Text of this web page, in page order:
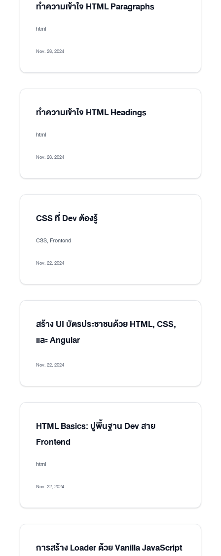
ทำความเข้าใจ HTML Paragraphs
html
Nov. 23, 2024
ทำความเข้าใจ HTML Headings
html
Nov. 23, 2024
CSS ที่ Dev ต้องรู้
CSS, Frontend
Nov. 22, 2024
สร้าง UI บัตรประชาชนด้วย HTML, CSS,
และ Angular
Nov. 22, 2024
HTML Basics: ปูพื้นฐาน Dev สาย
Frontend
html
Nov. 22, 2024
การสร้าง Loader ด้วย Vanilla JavaScript